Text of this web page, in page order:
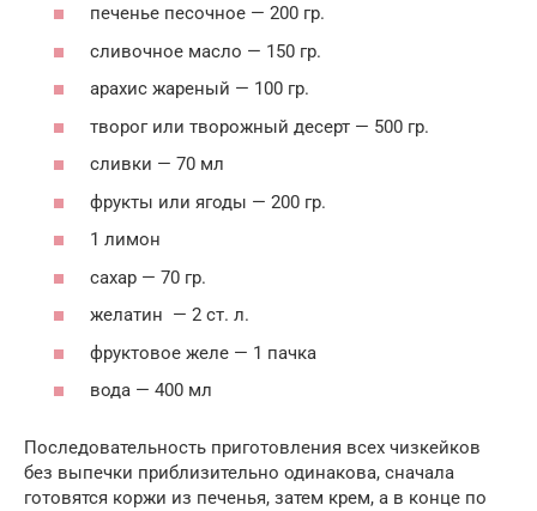
печенье песочное — 200 гр.
сливочное масло — 150 гр.
арахис жареный — 100 гр.
творог или творожный десерт — 500 гр.
сливки — 70 мл
фрукты или ягоды — 200 гр.
1 лимон
сахар — 70 гр.
желатин — 2 ст. л.
фруктовое желе — 1 пачка
вода — 400 мл
Последовательность приготовления всех чизкейков
без выпечки приблизительно одинакова, сначала
готовятся коржи из печенья, затем крем, а в конце по